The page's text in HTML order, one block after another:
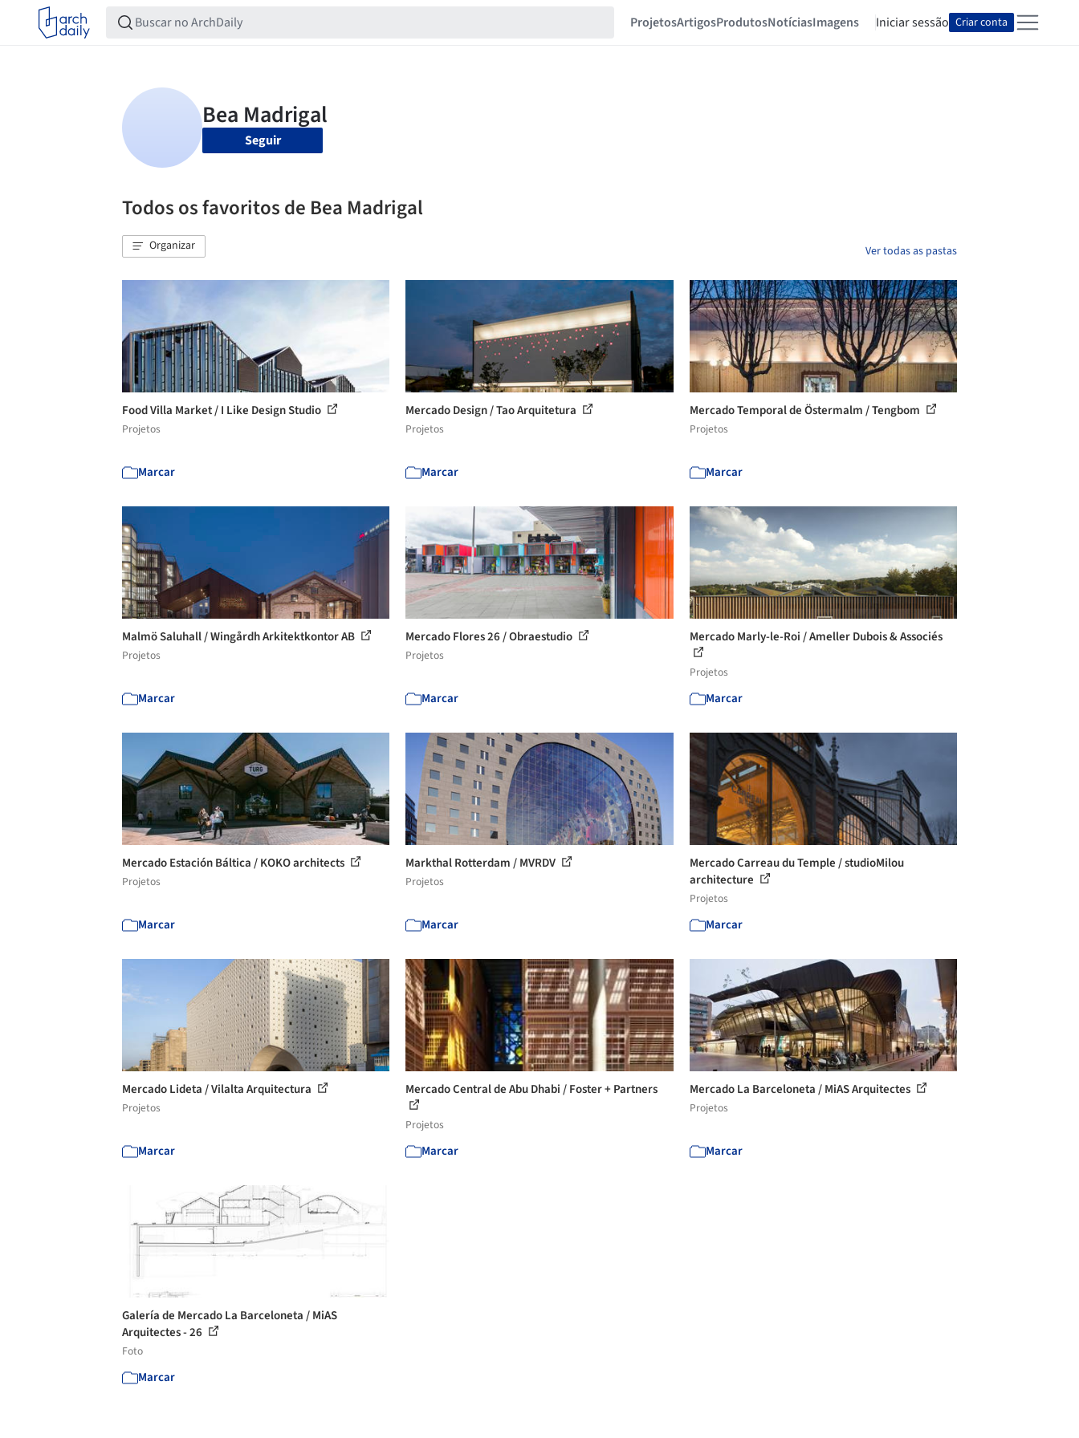
ProjetosArtigosProdutosNotíciasImagens Iniciar sessão Criar conta
Seguir
Todos os favoritos de Bea Madrigal
Organizar Ver todas as pastas
Food Villa Market / I Like Design Studio
Projetos
Marcar
Mercado Design / Tao Arquitetura
Projetos
Marcar
Mercado Temporal de Östermalm / Tengbom
Projetos
Marcar
Malmö Saluhall / Wingårdh Arkitektkontor AB
Projetos
Marcar
Mercado Flores 26 / Obraestudio
Projetos
Marcar
Mercado Marly-le-Roi / Ameller Dubois & Associés
Projetos
Marcar
Mercado Estación Báltica / KOKO architects
Projetos
Marcar
Markthal Rotterdam / MVRDV
Projetos
Marcar
Mercado Carreau du Temple / studioMilou
architecture
Projetos
Marcar
Mercado Lideta / Vilalta Arquitectura
Projetos
Marcar
Mercado Central de Abu Dhabi / Foster + Partners
Projetos
Marcar
Mercado La Barceloneta / MiAS Arquitectes
Projetos
Marcar
Galería de Mercado La Barceloneta / MiAS
Arquitectes - 26
Foto
Marcar